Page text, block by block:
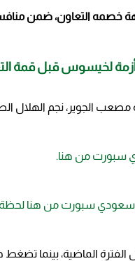
ضمن منافسات الجولة 13 من مسابقة دوري
لخيسوس قبل قمة
مصعب الجوير، نجم الهلال
سبورت من هنا.
سعودي سبورت من هنا
الفترة الماضية، بينما